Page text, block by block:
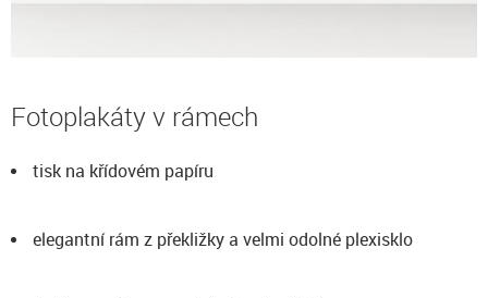
Fotoplakáty v rámech
tisk na křídovém papíru
elegantní rám z překližky a velmi odolné plexisklo